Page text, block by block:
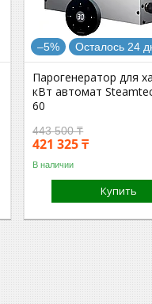
–5% Осталось 24
Парогенератор для
кВт автомат
60
443 500 ₸
421 325 ₸
В наличии
Купить